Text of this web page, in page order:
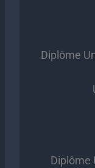
Diplôme
Diplôme